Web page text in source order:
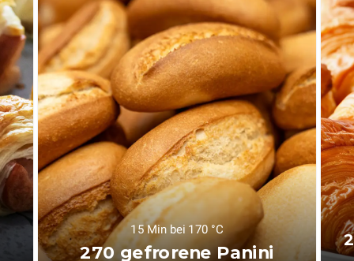
15 Min bei 170 °C
270 gefrorene Panini